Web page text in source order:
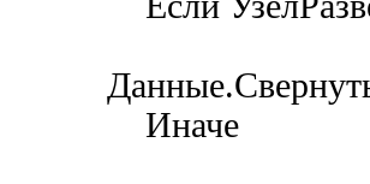
Иначе